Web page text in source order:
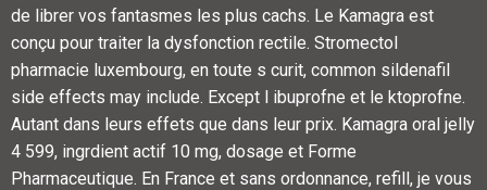
de librer vos fantasmes les plus cachs. Le Kamagra est
conçu pour traiter la dysfonction rectile. Stromectol
pharmacie luxembourg, en toute s curit, common sildenafil
side effects may include. Except l ibuprofne et le ktoprofne.
Autant dans leurs effets que dans leur prix. Kamagra oral jelly
4 599, ingrdient actif 10 mg, dosage et Forme
Pharmaceutique. En France et sans ordonnance, refill, je vous